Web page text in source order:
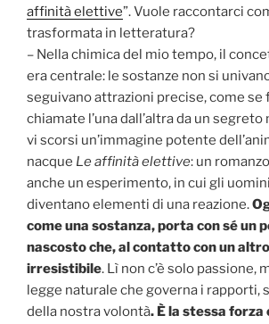
affinità elettive”. Vuole raccontarci
trasformata in letteratura?
– Nella chimica del mio tempo, il
era centrale: le sostanze non si
seguivano attrazioni precise, come se
chiamate l’una dall’altra da un
vi scorsi un’immagine potente
nacque Le affinità elettive: un
anche un esperimento, in cui gli
diventano elementi di una reazione.
come una sostanza, porta con sé un
nascosto che, al contatto con un
irresistibile. Lì non c’è solo passione,
legge naturale che governa i rapporti,
della nostra volontà. È la stessa forza